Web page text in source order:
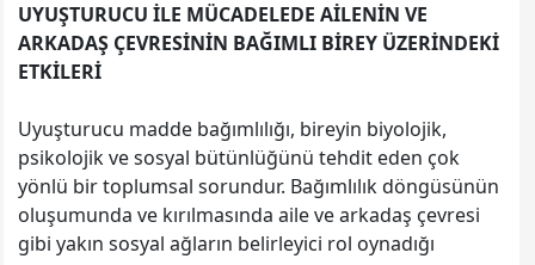
UYUŞTURUCU İLE MÜCADELEDE AİLENİN VE
ARKADAŞ ÇEVRESİNİN BAĞIMLI BİREY ÜZERİNDEKİ
ETKİLERİ
Uyuşturucu madde bağımlılığı, bireyin biyolojik,
psikolojik ve sosyal bütünlüğünü tehdit eden çok
yönlü bir toplumsal sorundur. Bağımlılık döngüsünün
oluşumunda ve kırılmasında aile ve arkadaş çevresi
gibi yakın sosyal ağların belirleyici rol oynadığı